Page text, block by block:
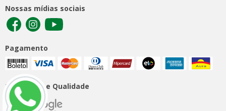
Nossas mídias sociais
Pagamento
Segurança e Qualidade